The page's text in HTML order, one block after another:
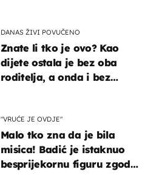
DANAS ŽIVI POVUČENO
Znate li tko je ovo? Kao
dijete ostala je bez oba
roditelja, a onda i bez
"VRUĆE JE OVDJE"
Malo tko zna da je bila
misica! Badić je istaknuo
besprijekornu figuru zgodne